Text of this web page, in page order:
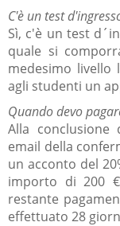
C'è un test
Sì, c'è un test
quale si
medesimo livello
agli studenti un
Quando devo
Alla
email della
un acconto del
importo di 200
restante
effettuato 28